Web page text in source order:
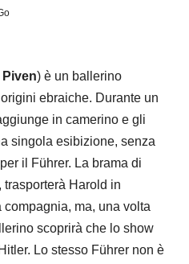
) è un ballerino
ebraiche. Durante un
in camerino e gli
singola esibizione, senza
il Führer. La brama di
trasporterà Harold in
ma, una volta
scoprirà che lo show
Lo stesso Führer non è